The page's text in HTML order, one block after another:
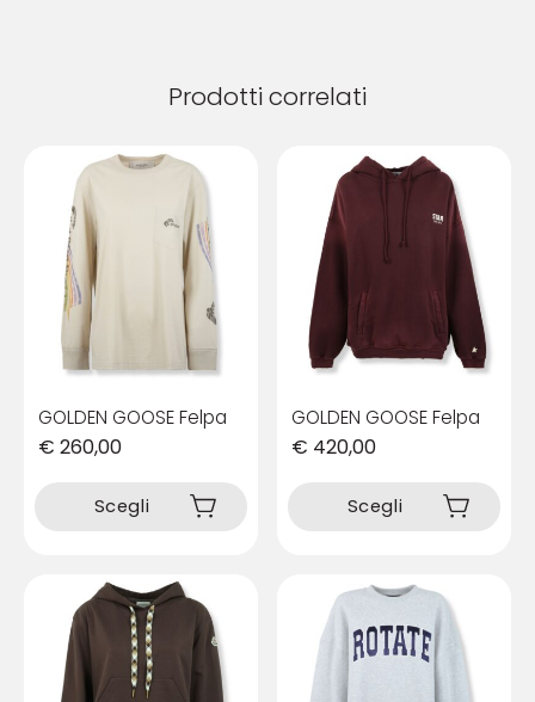
Prodotti correlati
GOLDEN GOOSE Felpa
€ 260,00
Scegli
prodotto
opzioni
possono
essere
scelte
GOLDEN GOOSE Felpa
€ 420,00
Scegli
prodotto
opzioni
possono
essere
scelte